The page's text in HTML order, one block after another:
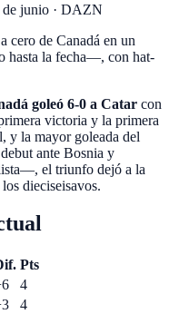
de junio · DAZN
cero de Canadá en un
hasta la fecha—, con hat-
goleó 6-0 a Catar con
victoria y la primera
y la mayor goleada del
ante Bosnia y
el triunfo dejó a la
dieciseisavos.
Pts
4
4